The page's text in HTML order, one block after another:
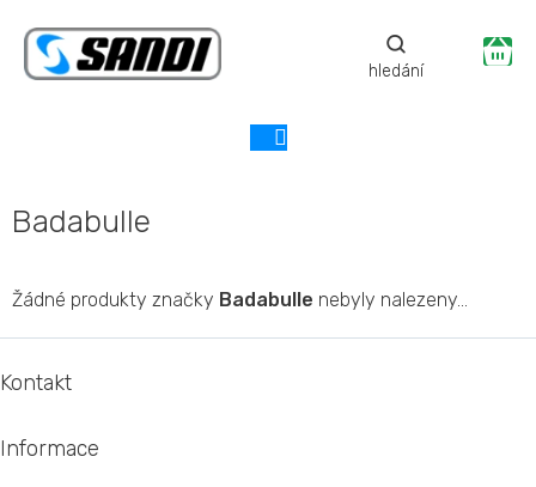
obsah
Badabulle
Žádné produkty značky Badabulle nebyly nalezeny...
á
t
Kontakt
Informace